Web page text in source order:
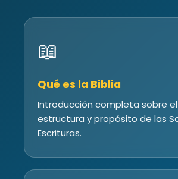
📖
Qué es la Biblia
Introducción completa sobre
estructura y propósito de las
Escrituras.